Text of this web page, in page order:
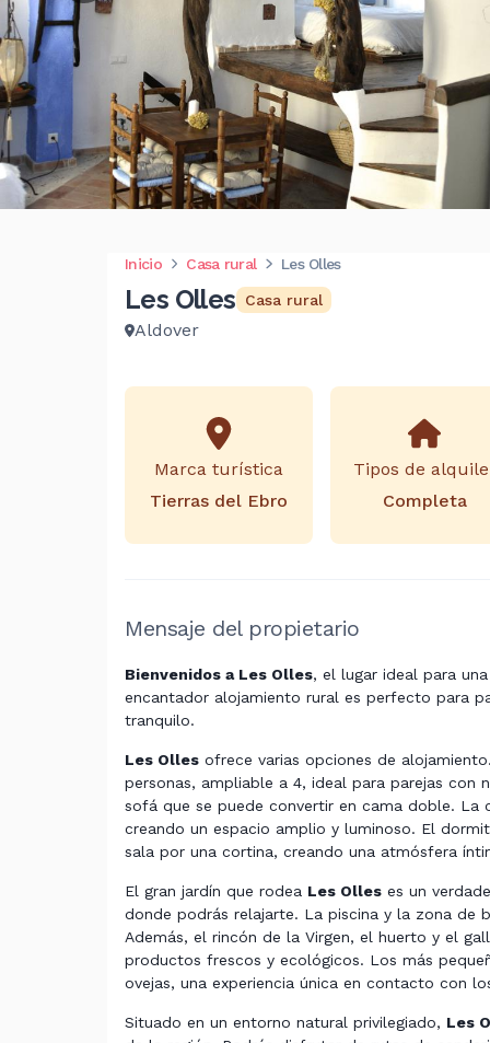
Inicio Casa rural Les Olles
Les Olles Casa rural
Aldover
Marca turística
Tierras del Ebro
Tipos de
Completa
Mensaje del propietario
Bienvenidos a Les Olles, el lugar ideal para
encantador alojamiento rural es perfecto para
tranquilo.
Les Olles ofrece varias opciones de
personas, ampliable a 4, ideal para parejas con
sofá que se puede convertir en cama doble.
creando un espacio amplio y luminoso. El
sala por una cortina, creando una atmósfera
El gran jardín que rodea Les Olles es un
donde podrás relajarte. La piscina y la zona de
Además, el rincón de la Virgen, el huerto y el
productos frescos y ecológicos. Los más
ovejas, una experiencia única en contacto con
Situado en un entorno natural privilegiado, Les